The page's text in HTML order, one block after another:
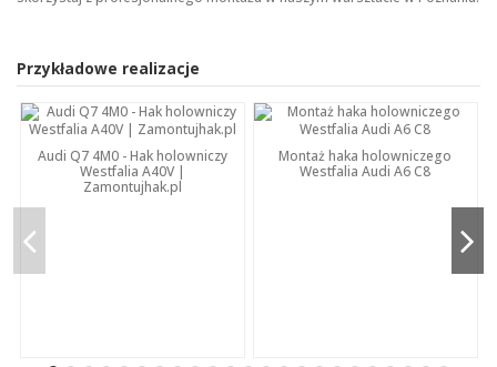
Przykładowe realizacje
Audi Q7 4M0 - Hak holowniczy
Westfalia A40V |
Zamontujhak.pl
Montaż haka holowniczego
Westfalia Audi A6 C8